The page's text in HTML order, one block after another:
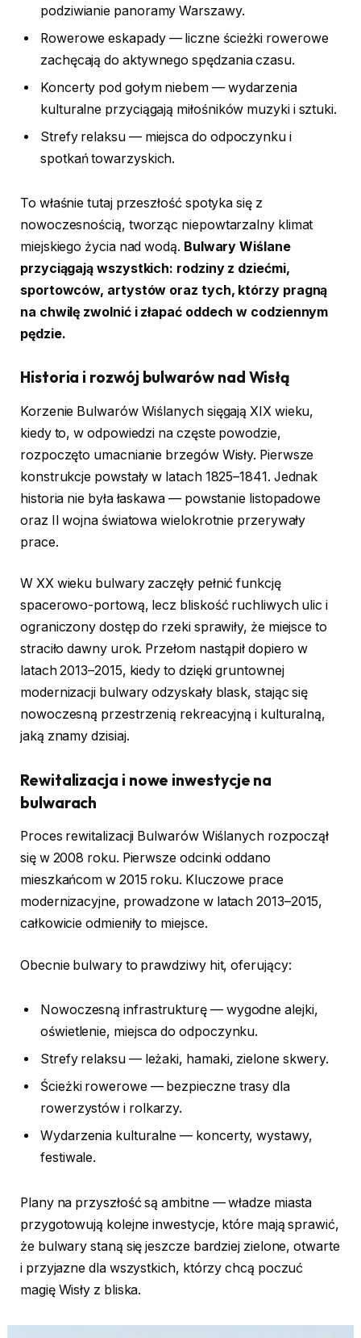
podziwianie panoramy Warszawy.
Rowerowe eskapady — liczne ścieżki rowerowe
zachęcają do aktywnego spędzania czasu.
Koncerty pod gołym niebem — wydarzenia
kulturalne przyciągają miłośników muzyki i sztuki.
Strefy relaksu — miejsca do odpoczynku i
spotkań towarzyskich.
To właśnie tutaj przeszłość spotyka się z
nowoczesnością, tworząc niepowtarzalny klimat
miejskiego życia nad wodą. Bulwary Wiślane
przyciągają wszystkich: rodziny z dziećmi,
sportowców, artystów oraz tych, którzy pragną
na chwilę zwolnić i złapać oddech w codziennym
pędzie.
Historia i rozwój bulwarów nad Wisłą
Korzenie Bulwarów Wiślanych sięgają XIX wieku,
kiedy to, w odpowiedzi na częste powodzie,
rozpoczęto umacnianie brzegów Wisły. Pierwsze
konstrukcje powstały w latach 1825–1841. Jednak
historia nie była łaskawa — powstanie listopadowe
oraz II wojna światowa wielokrotnie przerywały
prace.
W XX wieku bulwary zaczęły pełnić funkcję
spacerowo-portową, lecz bliskość ruchliwych ulic i
ograniczony dostęp do rzeki sprawiły, że miejsce to
straciło dawny urok. Przełom nastąpił dopiero w
latach 2013–2015, kiedy to dzięki gruntownej
modernizacji bulwary odzyskały blask, stając się
nowoczesną przestrzenią rekreacyjną i kulturalną,
jaką znamy dzisiaj.
Rewitalizacja i nowe inwestycje na
bulwarach
Proces rewitalizacji Bulwarów Wiślanych rozpoczął
się w 2008 roku. Pierwsze odcinki oddano
mieszkańcom w 2015 roku. Kluczowe prace
modernizacyjne, prowadzone w latach 2013–2015,
całkowicie odmieniły to miejsce.
Obecnie bulwary to prawdziwy hit, oferujący:
Nowoczesną infrastrukturę — wygodne alejki,
oświetlenie, miejsca do odpoczynku.
Strefy relaksu — leżaki, hamaki, zielone skwery.
Ścieżki rowerowe — bezpieczne trasy dla
rowerzystów i rolkarzy.
Wydarzenia kulturalne — koncerty, wystawy,
festiwale.
Plany na przyszłość są ambitne — władze miasta
przygotowują kolejne inwestycje, które mają sprawić,
że bulwary staną się jeszcze bardziej zielone, otwarte
i przyjazne dla wszystkich, którzy chcą poczuć
magię Wisły z bliska.